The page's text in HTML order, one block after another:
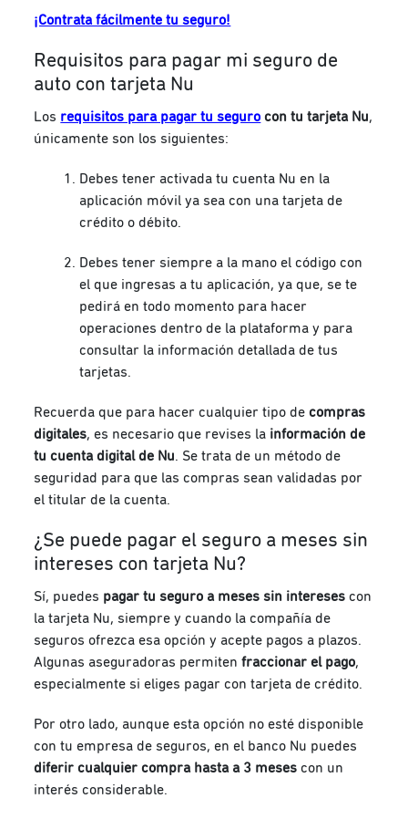
¡Contrata fácilmente tu seguro!
Requisitos para pagar mi seguro de
auto con tarjeta Nu
Los requisitos para pagar tu seguro con tu tarjeta Nu,
únicamente son los siguientes:
Debes tener activada tu cuenta Nu en la
aplicación móvil ya sea con una tarjeta de
crédito o débito.
Debes tener siempre a la mano el código con
el que ingresas a tu aplicación, ya que, se te
pedirá en todo momento para hacer
operaciones dentro de la plataforma y para
consultar la información detallada de tus
tarjetas.
Recuerda que para hacer cualquier tipo decompras
digitales, es necesario que revises la información de
tu cuenta digital de Nu. Se trata de un método de
seguridad para que las compras sean validadas por
el titular de la cuenta.
¿Se puede pagar el seguro a meses sin
intereses con tarjeta Nu?
Sí, puedes pagar tu seguro a meses sin intereses con
la tarjeta Nu, siempre y cuando la compañía de
seguros ofrezca esa opción y acepte pagos a plazos.
Algunas aseguradoras permitenfraccionar el pago,
especialmente si eliges pagar con tarjeta de crédito.
Por otro lado, aunque esta opción no esté disponible
con tu empresa de seguros, en el banco Nu puedes
diferir cualquier compra hasta a 3 mesescon un
interés considerable.